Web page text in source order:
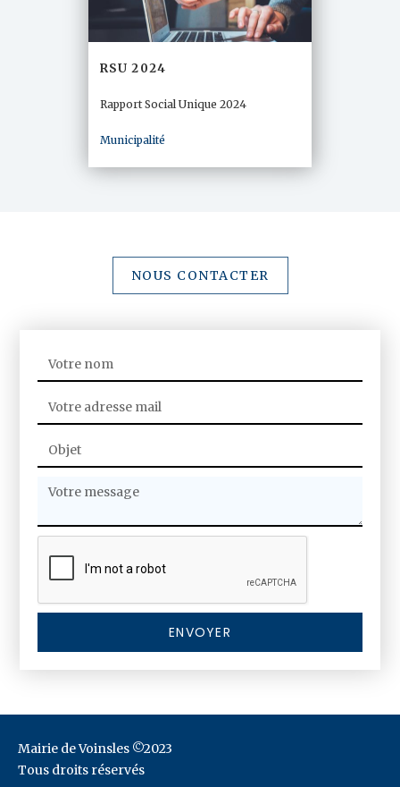
RSU 2024
Rapport Social Unique 2024
Municipalité
NOUS CONTACTER
Mairie de Voinsles ©2023
Tous droits réservés